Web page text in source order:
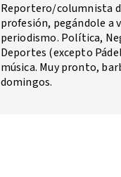
Reportero/columnista
profesión, pegándole a
periodismo. Política,
Deportes (excepto
música. Muy pronto,
domingos.